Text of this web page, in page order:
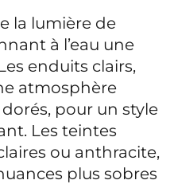
la lumière de
à l’eau une
enduits clairs,
atmosphère
pour un style
Les teintes
ou anthracite,
plus sobres